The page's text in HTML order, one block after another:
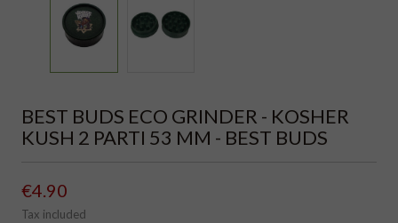
BEST BUDS ECO GRINDER - KOSHER
KUSH 2 PARTI 53 MM - BEST BUDS
€4.90
Tax included